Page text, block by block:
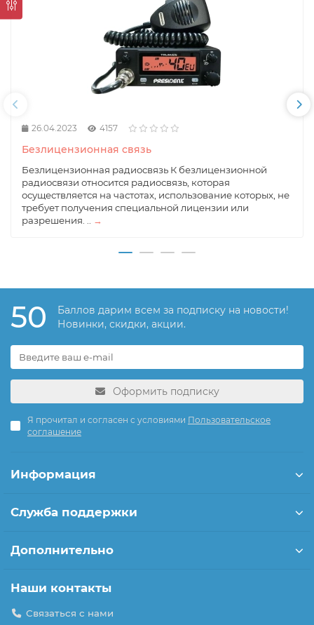
26.04.2023 4157
Безлицензионная связь
Безлицензионная радиосвязь К безлицензионной
радиосвязи относится радиосвязь, которая
осуществляется на частотах, использование которых, не
требует получения специальной лицензии или
разрешения. ..
→
50
Баллов дарим всем за подписку на новости!
Новинки, скидки, акции.
Оформить подписку
Я прочитал и согласен с условиями Пользовательское
соглашение
Информация
Служба поддержки
Дополнительно
Наши контакты
Связаться с нами